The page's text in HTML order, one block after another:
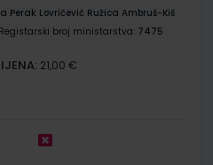
Perak Lovričević Ružica Ambruš-Kiš
Registarski broj ministarstva: 7475
21,00 €